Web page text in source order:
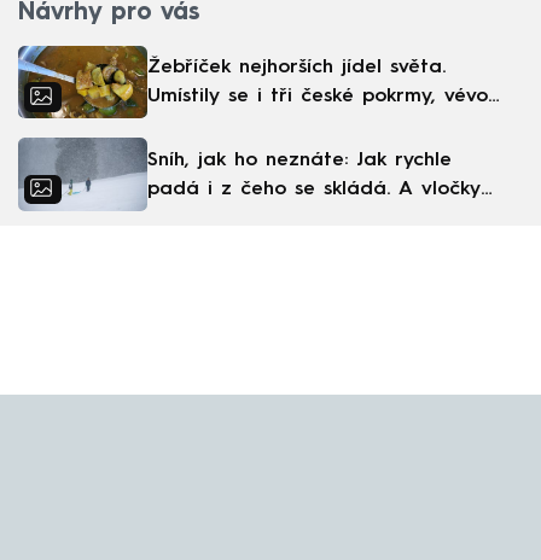
Návrhy pro vás
Žebříček nejhorších jídel světa.
Umístily se i tři české pokrmy, vévodí
Sníh, jak ho neznáte: Jak rychle
padá i z čeho se skládá. A vločky